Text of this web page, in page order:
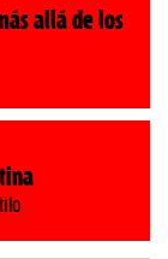
allá de los